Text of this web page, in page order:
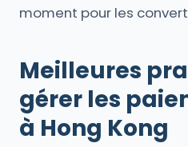
moment pour les
Meilleures
gérer les
à Hong Kong